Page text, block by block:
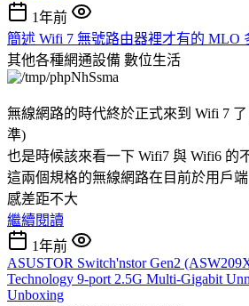
1年前
簡述 Wifi 7 無號路由器裡才有的 MLO
其他各種網通設備 數位生活
無線網路的時代終於正式來到 Wifi 7
準)
也是時候該來看一下 Wifi7 與 Wifi6 的
這兩個規格的無線網路在目前於用戶
感差距不大
繼續閱讀
1年前
ASUSTOR Switch'nstor Gen2
Technology 9-port 2.5G Multi-Gigabit
Unboxing